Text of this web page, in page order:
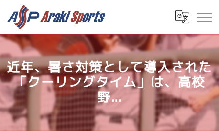
近年、暑さ対策として導入された
「クーリングタイム」は、高校
野...